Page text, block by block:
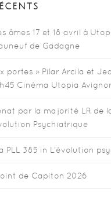
âmes 17 et 18 avril à
de Gadagne
portes » Pilar Arcila et
Cinéma Utopia
par la majorité LR de
Psychiatrique
PLL 385 in L’évolution
de Capiton 2026